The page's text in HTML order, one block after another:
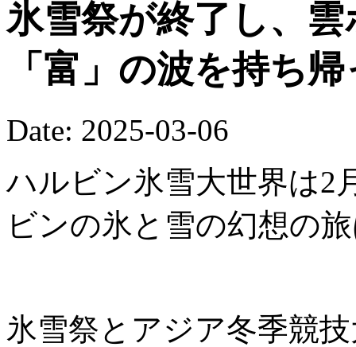
氷雪祭が終了し、
「富」の波を持ち
Date: 2025-03-06
ハルビン氷雪大世界は2
ビンの氷と雪の幻想の
氷雪祭とアジア冬季競